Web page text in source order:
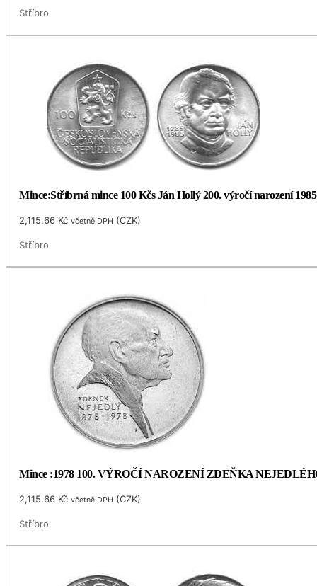
Stříbro
Mince:Stříbrná mince 100 Kčs Ján Hollý 200. výročí narození 1985
2,115.66 Kč včetně DPH (CZK)
Stříbro
Mince :1978 100. VÝROČÍ NAROZENÍ ZDEŇKA
2,115.66 Kč včetně DPH (CZK)
Stříbro